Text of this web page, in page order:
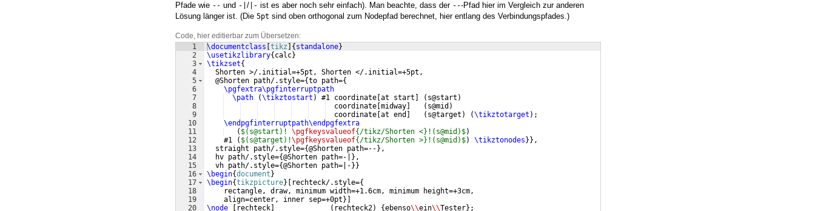
Pfade wie -- und -| / |- ist es aber noch sehr einfach). Man beachte, dass der ---Pfad hier im Vergleich zur anderen
Lösung länger ist. (Die 5pt sind oben orthogonal zum Nodepfad berechnet, hier entlang des Verbindungspfades.)
Code, hier editierbar zum Übersetzen:
1
2
3
4
5
6
7
8
9
10
11
12
13
14
15
16
17
18
19
20
\documentclass tikz { standalone}
\usetikzlibrary{ calc}
\tikzset{
  Shorten >/.initial=+5pt, Shorten </.initial=+5pt,
  @Shorten path/.style=
{to path={
\pgfextra\pgfinterruptpath
\path
(\tikztostart ) #1 coordinate at start ( s@start )
  coordinate
midway ( s@mid )
  coordinate
at end ( s@target ) (\tikztotarget ) ;
\endpgfinterruptpath\endpgfextra
( $(s@start)! \pgfkeysvalueof{/tikz/Shorten <}!(s@mid)$)
    #1
( $(s@target)!\pgfkeysvalueof{/tikz/Shorten >}!(s@mid)$) \tikztonodes }} ,
  straight path/.style=
{@Shorten path=-- } ,
  hv path/.style=
{@Shorten path=-| } ,
  vh path/.style=
{@Shorten path=|- }}
\begin{document }
\begin{tikzpicture} rechteck/.style={
    rectangle, draw, minimum width=+1.6cm, minimum height=+3cm,
    align=center, inner sep=+0pt
}]
\node
rechteck ( rechteck2) {ebenso\\ein\\Tester} ;